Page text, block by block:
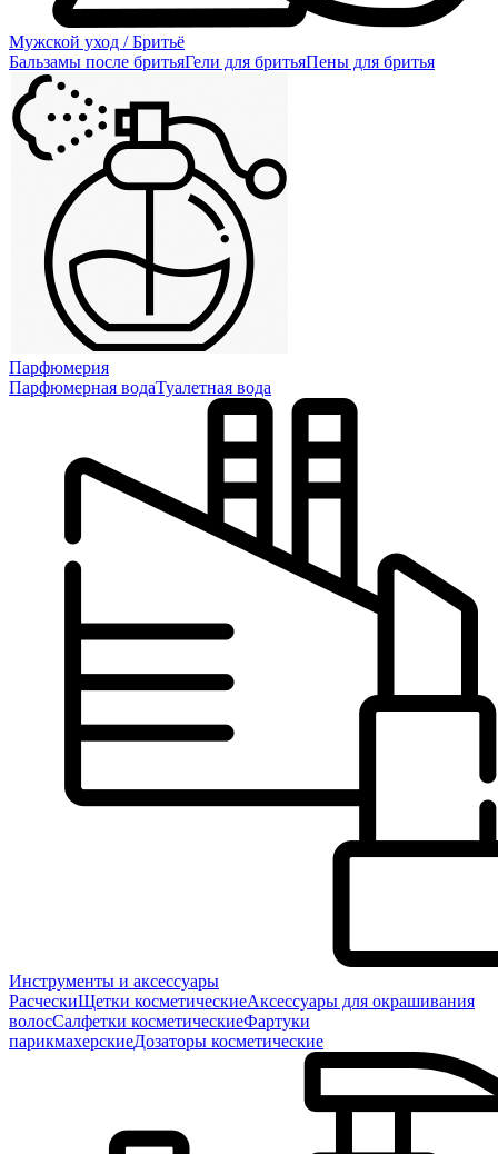
Мужской уход / Бритьё
Бальзамы после бритьяГели для бритьяПены для бритья
Парфюмерия
Парфюмерная водаТуалетная вода
Инструменты и аксессуары
РасческиЩетки косметическиеАксессуары для окрашивания
волосСалфетки косметическиеФартуки
парикмахерскиеДозаторы косметические